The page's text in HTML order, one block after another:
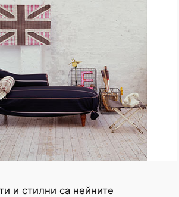
и стилни са нейните